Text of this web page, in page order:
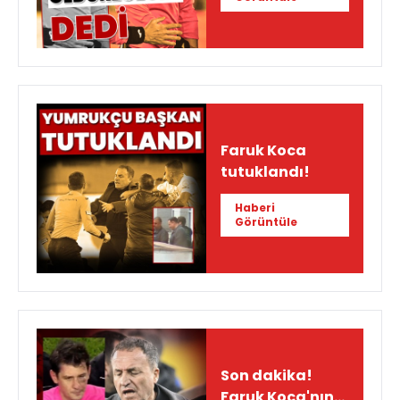
Faruk Koca
tutuklandı!
Haberi
Görüntüle
Son dakika!